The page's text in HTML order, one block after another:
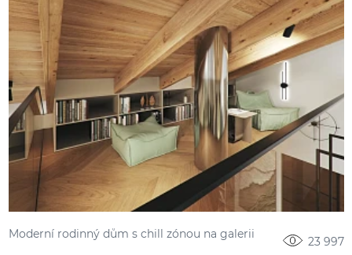
Moderní rodinný dům s chill zónou na galerii
23 997